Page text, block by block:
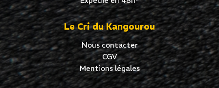
Le Cri du Kangourou
Nous contacter
CGV
Mentions légales